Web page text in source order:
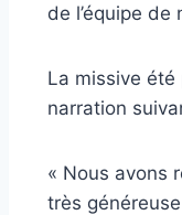
de l’équipe de
La missive été
narration
« Nous avons
très